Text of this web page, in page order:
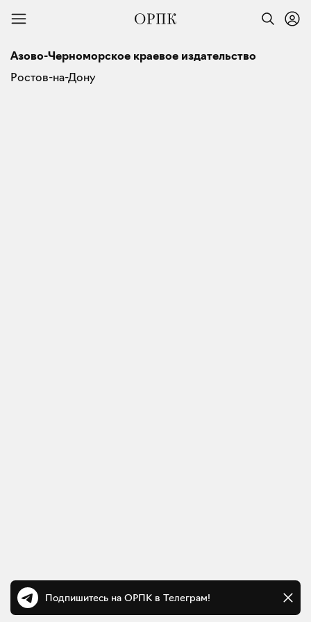
Азово-Черноморское краевое издательство
Ростов-на-Дону
Подпишитесь на ОРПК в Телеграм!